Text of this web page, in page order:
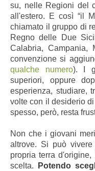
su, nelle Regioni del
all'estero. E così “il
chiamato il gruppo di
Regno delle Due
Calabria,
convenzione si
qualche numero). I
superiori, oppure
esperienza, studiare,
volte con il desiderio
spesso, però, resta
Non che i giovani
altrove. Si può
propria terra
scelta.
Potendo